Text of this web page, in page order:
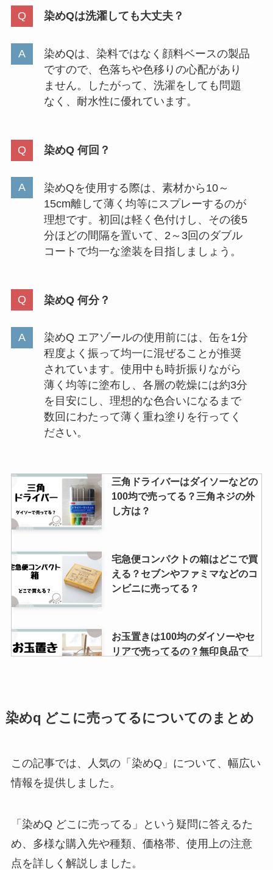
染めQは洗濯しても大丈夫？
染めQは、染料ではなく顔料ベースの製品
ですので、色落ちや色移りの心配があり
ません。したがって、洗濯をしても問題
なく、耐水性に優れています。
染めQ 何回？
染めQを使用する際は、素材から10～
15cm離して薄く均等にスプレーするのが
理想です。初回は軽く色付けし、その後5
分ほどの間隔を置いて、2～3回のダブル
コートで均一な塗装を目指しましょう。
染めQ 何分？
染めQ エアゾールの使用前には、缶を1分
程度よく振って均一に混ぜることが推奨
されています。使用中も時折振りながら
薄く均等に塗布し、各層の乾燥には約3分
を目安にし、理想的な色合いになるまで
数回にわたって薄く重ね塗りを行ってく
ださい。
三角ドライバーはダイソーなどの
100均で売ってる？三角ネジの外
し方は？
宅急便コンパクトの箱はどこで買
える？セブンやファミマなどのコ
ンビニに売ってる？
お玉置きは100均のダイソーやセ
リアで売ってるの？無印良品で
クロネコ袋はどこで買える？コン
ビニに売ってる？送料や梱包して
した！
る？
染めq どこに売ってるについてのまとめ
この記事では、人気の「染めQ」について、幅広い
情報を提供しました。
「染めQ どこに売ってる」という疑問に答えるた
め、多様な購入先や種類、価格帯、使用上の注意
点を詳しく解説しました。